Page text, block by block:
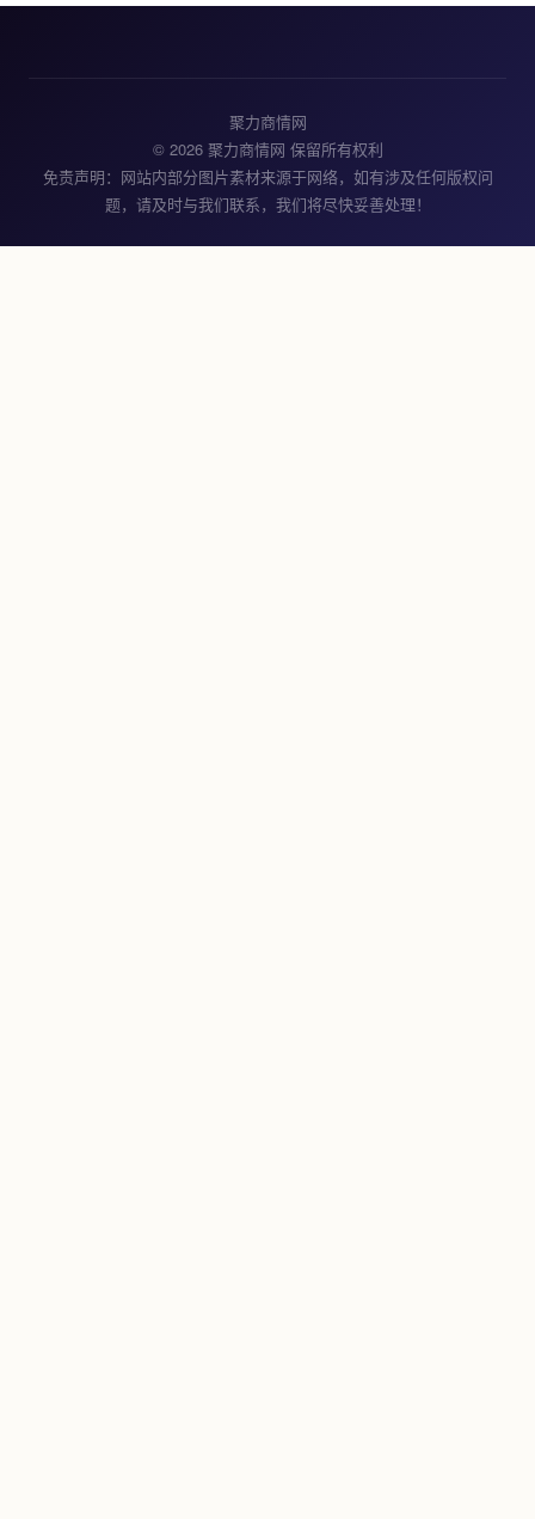
聚力商情网
© 2026 聚力商情网 保留所有权利
免责声明：网站内部分图片素材来源于网络，如有涉及任何版权问
题，请及时与我们联系，我们将尽快妥善处理！